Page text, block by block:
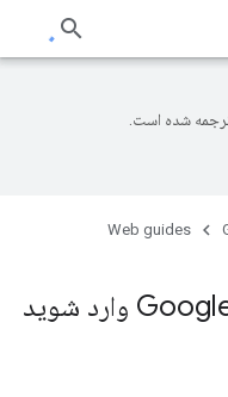
شده است.
Web guides